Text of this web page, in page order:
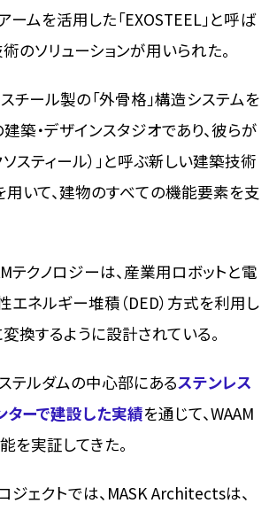
ームを活用した「EXOSTEEL」と呼ば
のソリューションが用いられた。
チール製の「外骨格」構造システムを
築・デザインスタジオであり、彼らが
ソスティール）」と呼ぶ新しい建築技術
用いて、建物のすべての機能要素を支
テクノロジーは、産業用ロボットと電
エネルギー堆積（DED）方式を利用し
換するように設計されている。
テルダムの中心部にあるステンレス
ーで建設した実績を通じて、WAAM
を実証してきた。
ェクトでは、MASK Architectsは、